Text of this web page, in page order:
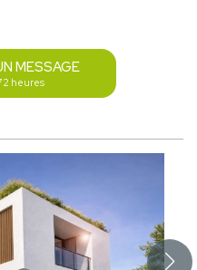
MESSAGE
heures